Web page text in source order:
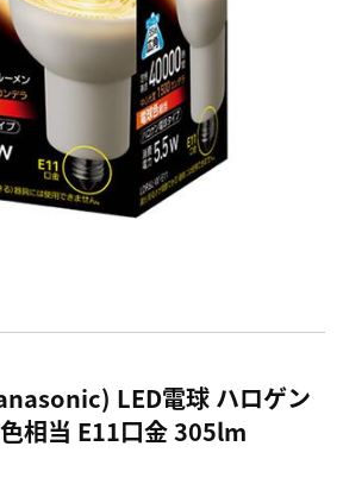
LED電球 ハロゲン
相当 E11口金 305lm